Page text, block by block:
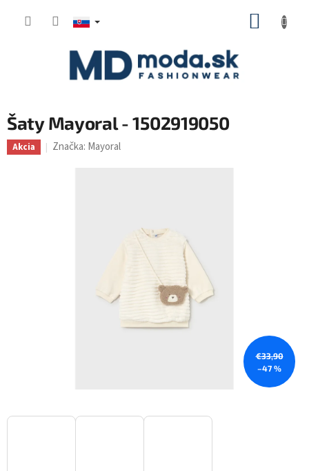
Šaty Mayoral - 1502919050
Akcia Značka: Mayoral
€33,90
–47 %